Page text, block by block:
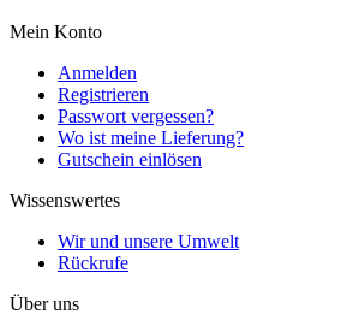
Mein Konto
Anmelden
Registrieren
Passwort vergessen?
Wo ist meine Lieferung?
Gutschein einlösen
Wissenswertes
Wir und unsere Umwelt
Rückrufe
Über uns